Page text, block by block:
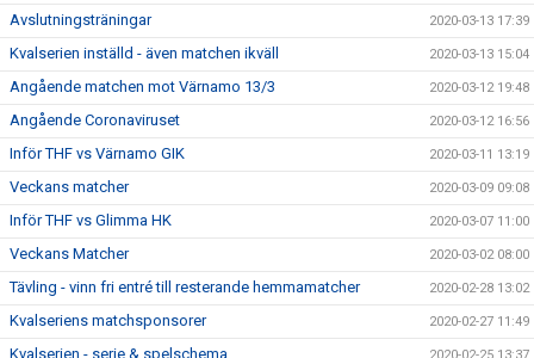
Avslutningsträningar 2020-03-13 17:39
Kvalserien inställd - även matchen ikväll 2020-03-13 15:04
Angående matchen mot Värnamo 13/3 2020-03-12 19:48
Angående Coronaviruset 2020-03-12 16:56
Inför THF vs Värnamo GIK 2020-03-11 13:19
Veckans matcher 2020-03-09 09:08
Inför THF vs Glimma HK 2020-03-07 11:00
Veckans Matcher 2020-03-02 08:00
Tävling - vinn fri entré till resterande hemmamatcher 2020-02-28 13:02
Kvalseriens matchsponsorer 2020-02-27 11:49
Kvalserien - serie & spelschema